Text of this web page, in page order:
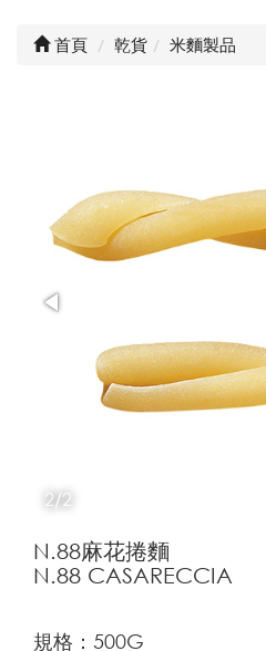
首頁 乾貨 米麵製品
2/2
N.88麻花捲麵
N.88 CASARECCIA
規格：500G